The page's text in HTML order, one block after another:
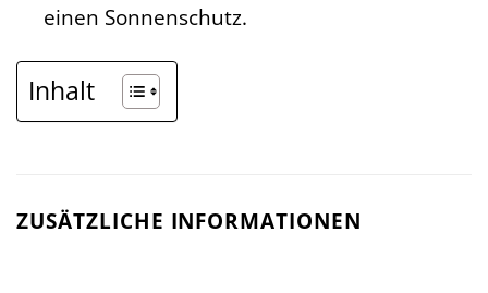
einen Sonnenschutz.
Inhalt
ZUSÄTZLICHE INFORMATIONEN